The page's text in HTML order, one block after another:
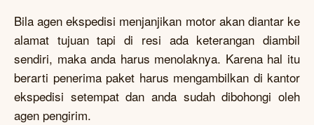
Bila agen ekspedisi menjanjikan motor akan diantar ke
alamat tujuan tapi di resi ada keterangan diambil
sendiri, maka anda harus menolaknya. Karena hal itu
berarti penerima paket harus mengambilkan di kantor
ekspedisi setempat dan anda sudah dibohongi oleh
agen pengirim.